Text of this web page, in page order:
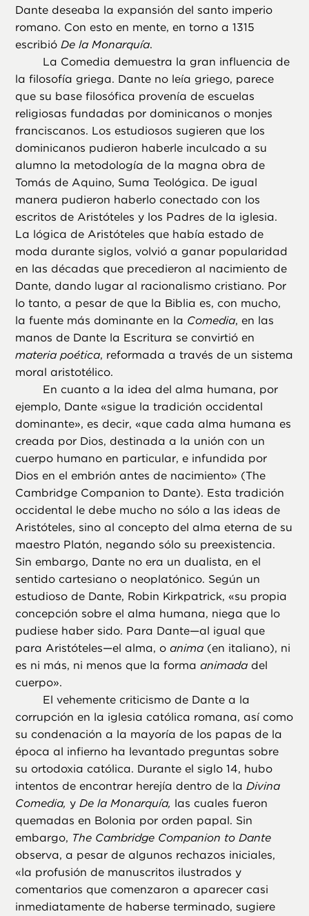
Dante deseaba la expansión del santo imperio
romano. Con esto en mente, en torno a 1315
escribióDe la Monarquía.
La Comedia demuestra la gran influencia de
la filosofía griega. Dante no leía griego, parece
que su base filosófica provenía de escuelas
religiosas fundadas por dominicanos o monjes
franciscanos. Los estudiosos sugieren que los
dominicanos pudieron haberle inculcado a su
alumno la metodología de la magna obra de
Tomás de Aquino, Suma Teológica. De igual
manera pudieron haberlo conectado con los
escritos de Aristóteles y los Padres de la iglesia.
La lógica de Aristóteles que había estado de
moda durante siglos, volvió a ganar popularidad
en las décadas que precedieron al nacimiento de
Dante, dando lugar al racionalismo cristiano. Por
lo tanto, a pesar de que la Biblia es, con mucho,
la fuente más dominante en la Comedia, en las
manos de Dante la Escritura se convirtió en
materia poética, reformada a través de un sistema
moral aristotélico.
En cuanto a la idea del alma humana, por
ejemplo, Dante «sigue la tradición occidental
dominante», es decir, «que cada alma humana es
creada por Dios, destinada a la unión con un
cuerpo humano en particular, e infundida por
Dios en el embrión antes de nacimiento» (The
Cambridge Companion to Dante). Esta tradición
occidental le debe mucho no sólo a las ideas de
Aristóteles, sino al concepto del alma eterna de su
maestro Platón, negando sólo su preexistencia.
Sin embargo, Dante no era un dualista, en el
sentido cartesiano o neoplatónico. Según un
estudioso de Dante, Robin Kirkpatrick, «su propia
concepción sobre el alma humana, niega que lo
pudiese haber sido. Para Dante—al igual que
para Aristóteles—el alma, oanima (en italiano), ni
es ni más, ni menos que la formaanimada del
cuerpo».
El vehemente criticismo de Dante a la
corrupción en la iglesia católica romana, así como
su condenación a la mayoría de los papas de la
época al infierno ha levantado preguntas sobre
su ortodoxia católica. Durante el siglo 14, hubo
intentos de encontrar herejía dentro de laDivina
Comedia, yDe la Monarquía, las cuales fueron
quemadas en Bolonia por orden papal. Sin
embargo, The Cambridge Companion to Dante
observa, a pesar de algunos rechazos iniciales,
«la profusión de manuscritos ilustrados y
comentarios que comenzaron a aparecer casi
inmediatamente de haberse terminado, sugiere